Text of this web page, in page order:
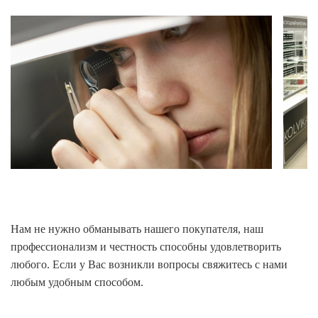
Нам не нужно обманывать нашего покупателя, наш
профессионализм и честность способны удовлетворить
любого. Если у Вас возникли вопросы свяжитесь с нами
любым удобным способом.